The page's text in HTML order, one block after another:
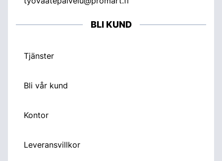
BLI KUND
Tjänster
Bli vår kund
Kontor
Leveransvillkor